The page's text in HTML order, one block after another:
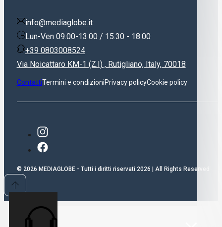
info@mediaglobe.it
Lun-Ven 09.00-13.00 / 15.30 - 18.00
+39 0803008524
Via Noicattaro KM-1 (Z.I) , Rutigliano, Italy, 70018
ContattiTermini e condizioniPrivacy policyCookie policy
© 2026 MEDIAGLOBE - Tutti i diritti riservati 2026 | All Rights Reserved